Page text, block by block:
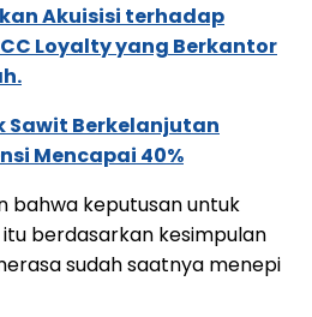
Akuisisi terhadap
Loyalty yang Berkantor
Sawit Berkelanjutan
Mencapai 40%
bahwa keputusan untuk
berdasarkan kesimpulan
sudah saatnya menepi